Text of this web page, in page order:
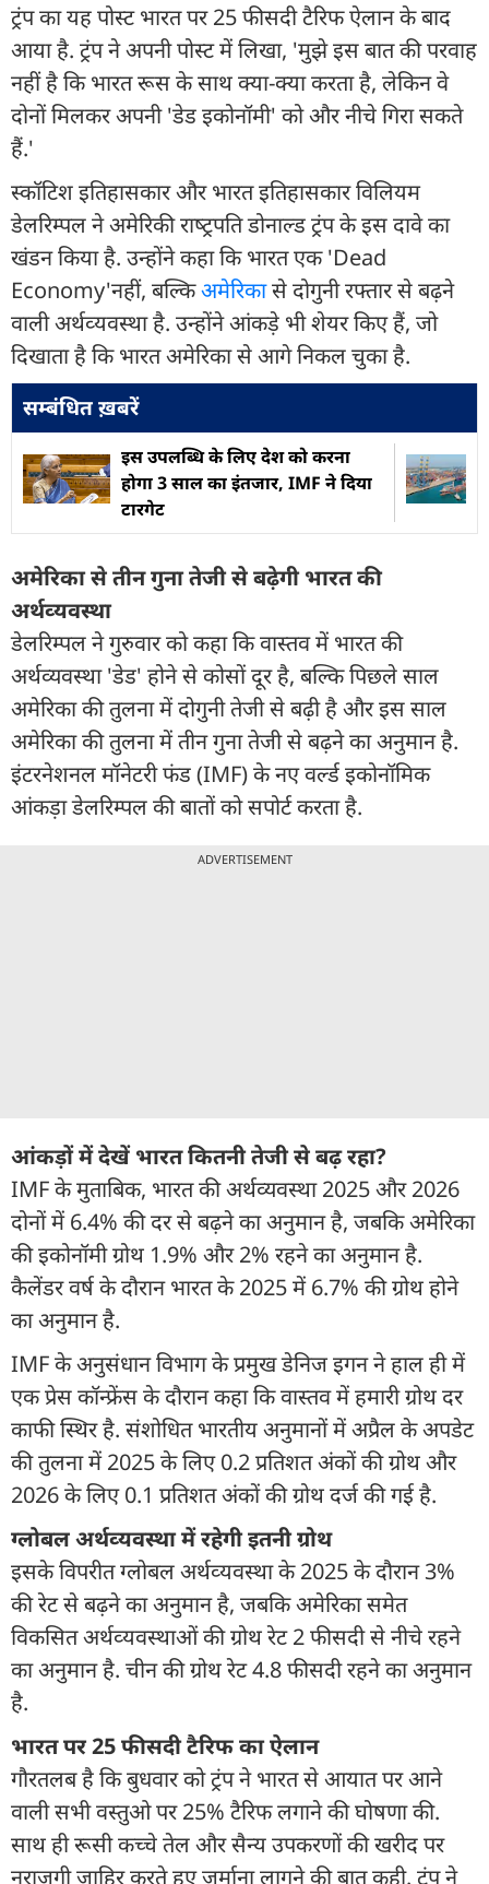
ट्रंप का यह पोस्‍ट भारत पर 25 फीसदी टैरिफ ऐलान के बाद
आया है. ट्रंप ने अपनी पोस्‍ट में लिखा, 'मुझे इस बात की परवाह
नहीं है कि भारत रूस के साथ क्‍या-क्‍या करता है, लेकिन वे
दोनों मिलकर अपनी 'डेड इकोनॉमी' को और नीचे गिरा सकते
हैं.'
स्‍कॉटिश इतिहासकार और भारत इतिहासकार विलियम
डेलरिम्‍पल ने अमेरिकी राष्‍ट्रपति डोनाल्‍ड ट्रंप के इस दावे का
खंडन किया है. उन्‍होंने कहा कि भारत एक 'Dead
Economy'नहीं, बल्किअमेरिकासे दोगुनी रफ्तार से बढ़ने
वाली अर्थव्‍यवस्‍था है. उन्‍होंने आंकड़े भी शेयर किए हैं, जो
दिखाता है कि भारत अमेरिका से आगे निकल चुका है.
सम्बंधित ख़बरें
इस उपलब्धि के लिए देश को करना
होगा 3 साल का इंतजार, IMF ने दिया
टारगेट
अमेरिका से तीन गुना तेजी से बढ़ेगी भारत की
अर्थव्‍यवस्‍था
डेलरिम्पल ने गुरुवार को कहा कि वास्तव में भारत की
अर्थव्यवस्था 'डेड' होने से कोसों दूर है, बल्कि पिछले साल
अमेरिका की तुलना में दोगुनी तेजी से बढ़ी है और इस साल
अमेरिका की तुलना में तीन गुना तेजी से बढ़ने का अनुमान है.
इंटरनेशनल मॉनेटरी फंड (IMF) के नए वर्ल्‍ड इकोनॉमिक
आंकड़ा डेलरिम्‍पल की बातों को सपोर्ट करता है.
ADVERTISEMENT
आंकड़ों में देखें भारत कितनी तेजी से बढ़ रहा?
IMF के मुताबिक, भारत की अर्थव्यवस्था 2025 और 2026
दोनों में 6.4% की दर से बढ़ने का अनुमान है, जबकि अमेरिका
की इकोनॉमी ग्रोथ 1.9% और 2% रहने का अनुमान है.
कैलेंडर वर्ष के दौरान भारत के 2025 में 6.7% की ग्रोथ होने
का अनुमान है.
IMF के अनुसंधान विभाग के प्रमुख डेनिज इगन ने हाल ही में
एक प्रेस कॉन्‍फ्रेंस के दौरान कहा कि वास्तव में हमारी ग्रोथ दर
काफी स्थिर है. संशोधित भारतीय अनुमानों में अप्रैल के अपडेट
की तुलना में 2025 के लिए 0.2 प्रतिशत अंकों की ग्रोथ और
2026 के लिए 0.1 प्रतिशत अंकों की ग्रोथ दर्ज की गई है.
ग्‍लोबल अर्थव्‍यवस्‍था में रहेगी इतनी ग्रोथ
इसके विपरीत ग्‍लोबल अर्थव्‍यवस्‍था के 2025 के दौरान 3%
की रेट से बढ़ने का अनुमान है, जबकि अमेरिका समेत
विकसि‍त अर्थव्‍यवस्‍थाओं की ग्रोथ रेट 2 फीसदी से नीचे रहने
का अनुमान है. चीन की ग्रोथ रेट 4.8 फीसदी रहने का अनुमान
है.
भारत पर 25 फीसदी टैरिफ का ऐलान
गौरतलब है कि बुधवार को ट्रंप ने भारत से आयात पर आने
वाली सभी वस्‍तुओ पर 25% टैरिफ लगाने की घोषणा की.
साथ ही रूसी कच्चे तेल और सैन्य उपकरणों की खरीद पर
नराजगी जाहिर करते हुए जुर्माना लागने की बात कही. ट्रंप ने